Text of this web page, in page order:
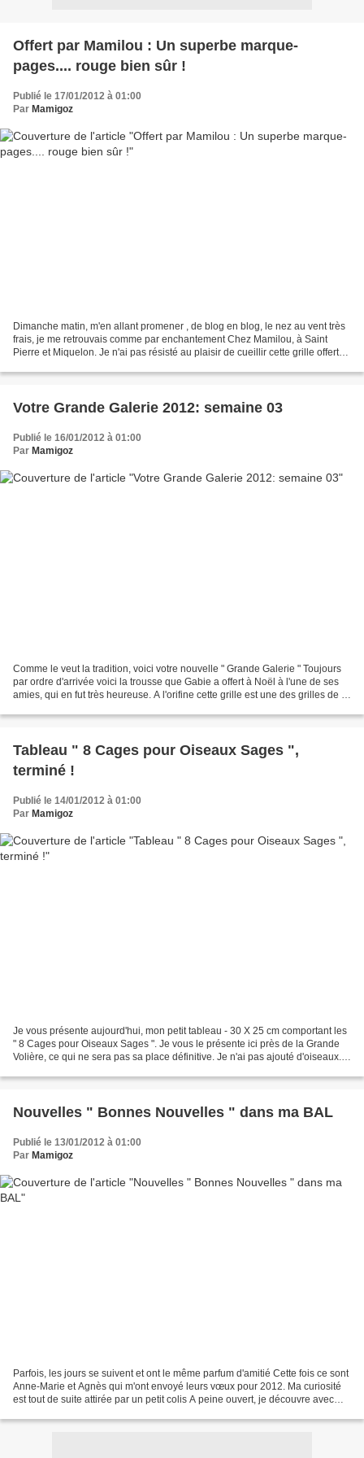
Offert par Mamilou : Un superbe marque-
pages.... rouge bien sûr !
Publié le 17/01/2012 à 01:00
Par Mamigoz
Dimanche matin, m'en allant promener , de blog en blog, le nez au vent très
frais, je me retrouvais comme par enchantement Chez Mamilou, à Saint
Pierre et Miquelon. Je n'ai pas résisté au plaisir de cueillir cette grille offerte
Votre Grande Galerie 2012: semaine 03
Publié le 16/01/2012 à 01:00
Par Mamigoz
Comme le veut la tradition, voici votre nouvelle " Grande Galerie " Toujours
par ordre d'arrivée voici la trousse que Gabie a offert à Noël à l'une de ses
amies, qui en fut très heureuse. A l'orifine cette grille est une des grilles de la
Tableau " 8 Cages pour Oiseaux Sages ",
terminé !
Publié le 14/01/2012 à 01:00
Par Mamigoz
Je vous présente aujourd'hui, mon petit tableau - 30 X 25 cm comportant les
" 8 Cages pour Oiseaux Sages ". Je vous le présente ici près de la Grande
Volière, ce qui ne sera pas sa place définitive. Je n'ai pas ajouté d'oiseaux.
Nouvelles " Bonnes Nouvelles " dans ma BAL
Publié le 13/01/2012 à 01:00
Par Mamigoz
Parfois, les jours se suivent et ont le même parfum d'amitié Cette fois ce sont
Anne-Marie et Agnès qui m'ont envoyé leurs vœux pour 2012. Ma curiosité
est tout de suite attirée par un petit colis A peine ouvert, je découvre avec